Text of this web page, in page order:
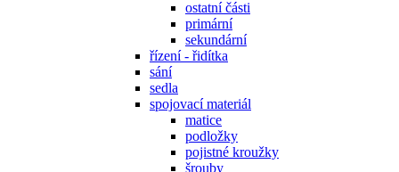
ostatní části
primární
sekundární
řízení - řidítka
sání
sedla
spojovací materiál
matice
podložky
pojistné kroužky
šrouby